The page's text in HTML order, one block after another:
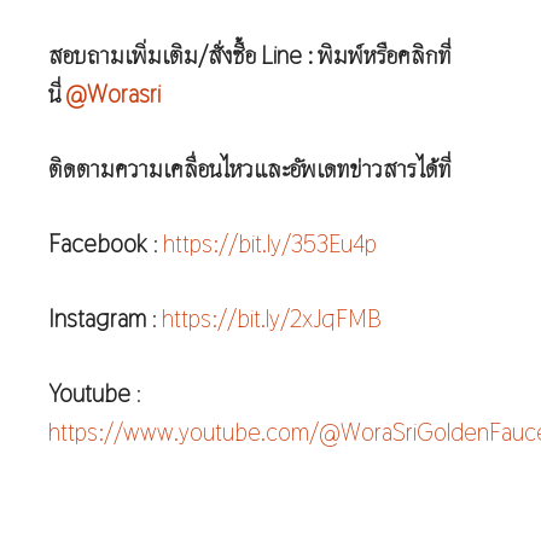
สอบถามเพิ่มเติม/สั่งซื้อ Line : พิมพ์หรือคลิกที่
นี่@Worasri
ติดตามความเคลื่อนไหวและอัพเดทข่าวสารได้ที่
Facebook : https://bit.ly/353Eu4p
Instagram : https://bit.ly/2xJqFMB
Youtube :
https://www.youtube.com/